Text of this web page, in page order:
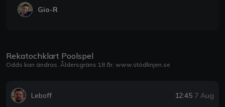
Gio-R
Rekatochklart Poolspel
Odds kan ändras. Åldersgräns 18 år. www.stödlinjen.se
Leboff 12:45 7 Aug